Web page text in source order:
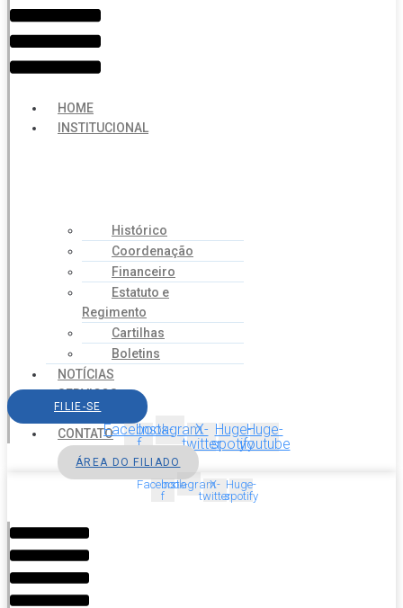
HOME
INSTITUCIONAL
Histórico
Coordenação
Financeiro
Estatuto e
Regimento
Cartilhas
Boletins
NOTÍCIAS
SERVIÇOS
AGENDA
CONTATO
FILIE-SE
Facebook-
f
InstagramX-
twitter
Huge-
spotify
Huge-
youtube
ÁREA DO FILIADO
Facebook-
f
InstagramX-
twitter
Huge-
spotify
Menu